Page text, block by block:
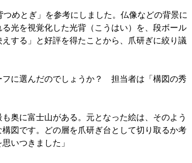
めとぎ」を参考にしました。仏像などの背景に
光を視覚化した光背（こうはい）を、段ボール
する」と好評を得たことから、爪研ぎに絞り議
フに選んだのでしょうか？ 担当者は「構図の秀
奥に富士山がある。元となった絵は、そのよう
図です。どの層を爪研ぎ台として切り取るか考
いつきました」